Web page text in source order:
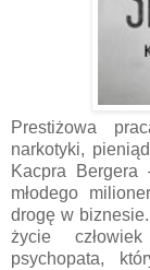
Prestiżowa
narkotyki,
Kacpra Bergera
młodego
drogę w
życie
psychopata,